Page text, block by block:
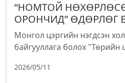
“НОМТОЙ
ОРОНЧИД” ӨДӨРЛӨГ
Монгол цэргийн нэгдсэн
байгууллага болох "Төрийн
2026/05/11